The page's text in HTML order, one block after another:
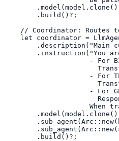
        .build()?;
// Coordinator: Routes
let coordinator =
.description("Main
.instruction("You
- For
- For
- For
When
        .build()?;